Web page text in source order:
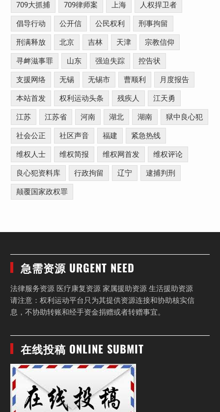
709大抓捕 709律师案 上海 人权捍卫者
倡导行动 公开信 公民权利 刑事拘留
刑满释放 北京 吉林 天津 宗教信仰
寻衅滋事罪 山东 强迫失踪 控告状
支援网络 无锡 无锡市 曹顺利 月度报告
本站首发 权利运动头条 残疾人 江天勇
江苏 江苏省 河南 湖北 湖南 狱中良心犯
社会公正 社区声音 福建 紧急热线
维权人士 维权简报 维权网首发 维权评论
良心犯资料库 行政拘留 辽宁 逮捕判刑
颠覆国家政权罪
急需资源 URGENT NEED
法律服务资源 医疗康复资源 家属援助资源 生活援助资源
请注意：权利运动平台只为其提供资源连接和协助核实信
息，不协助转账和经手资金捐赠或者转赠事宜。
在线投稿 ONLINE SUBMIT